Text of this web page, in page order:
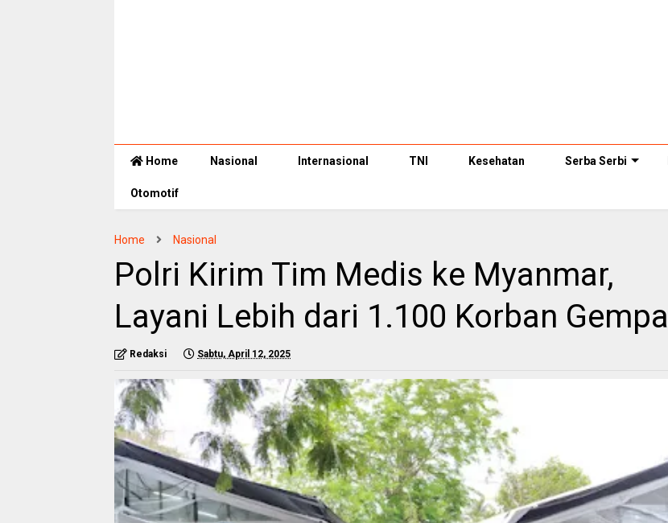
Home Nasional Internasional TNI Kesehatan Serba Serbi
Otomotif
Home Nasional
Polri Kirim Tim Medis ke Myanmar,
Layani Lebih dari 1.100 Korban Gempa
Redaksi Sabtu, April 12, 2025